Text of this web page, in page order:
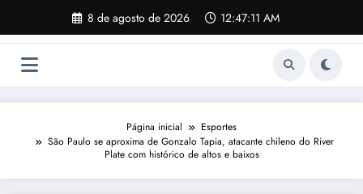
o
8 de agosto de 2026 12:47:12 AM
Página inicial
Esportes
São Paulo se aproxima de Gonzalo Tapia, atacante chileno do River
Plate com histórico de altos e baixos